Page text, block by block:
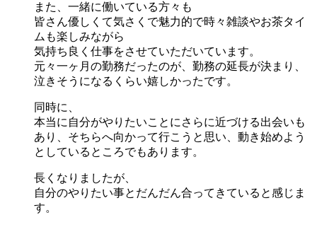
また、一緒に働いている方々も
皆さん優しくて気さくで魅力的で時々雑談やお茶タイ
ムも楽しみながら
気持ち良く仕事をさせていただいています。
元々一ヶ月の勤務だったのが、勤務の延長が決まり、
泣きそうになるくらい嬉しかったです。
同時に、
本当に自分がやりたいことにさらに近づける出会いも
あり、そちらへ向かって行こうと思い、動き始めよう
としているところでもあります。
長くなりましたが、
自分のやりたい事とだんだん合ってきていると感じま
す。